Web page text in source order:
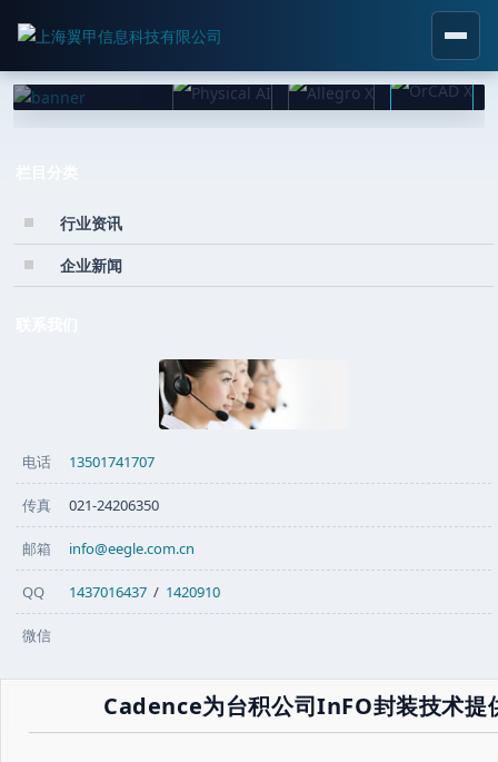
行业资讯
企业新闻
电话 13501741707
传真 021-24206350
邮箱 info@eegle.com.cn
QQ 1437016437/ 1420910
微信
Cadence为台积公司InFO封装技术提